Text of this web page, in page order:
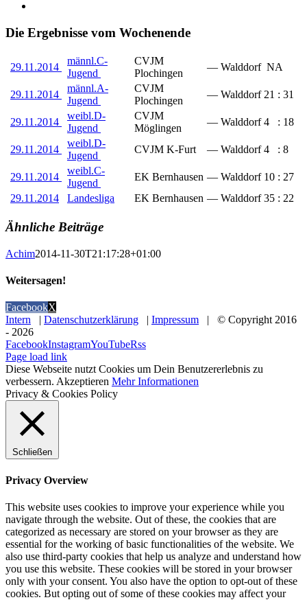
Die Ergebnisse vom Wochenende
29.11.2014
männl.C-
Jugend
CVJM
Plochingen
— Walddorf NA
29.11.2014
männl.A-
Jugend
CVJM
Plochingen
— Walddorf 21 : 31
29.11.2014
weibl.D-
Jugend
CVJM
Möglingen
— Walddorf 4 : 18
29.11.2014
weibl.D-
Jugend
CVJM K-Furt — Walddorf 4 : 8
29.11.2014
weibl.C-
Jugend
EK Bernhausen — Walddorf 10 : 27
29.11.2014
Landesliga EK Bernhausen — Walddorf 35 : 22
Ähnliche Beiträge
Achim2014-11-30T21:17:28+01:00
Weitersagen!
FacebookX
Intern | Datenschutzerklärung | Impressum | © Copyright 2016
- 2026
FacebookInstagramYouTubeRss
Page load link
Diese Webseite nutzt Cookies um Dein Benutzererlebnis zu
verbessern. Akzeptieren Mehr Informationen
Privacy & Cookies Policy
Schließen
Privacy Overview
This website uses cookies to improve your experience while you
navigate through the website. Out of these, the cookies that are
categorized as necessary are stored on your browser as they are
essential for the working of basic functionalities of the website. We
also use third-party cookies that help us analyze and understand how
you use this website. These cookies will be stored in your browser
only with your consent. You also have the option to opt-out of these
cookies. But opting out of some of these cookies may affect your